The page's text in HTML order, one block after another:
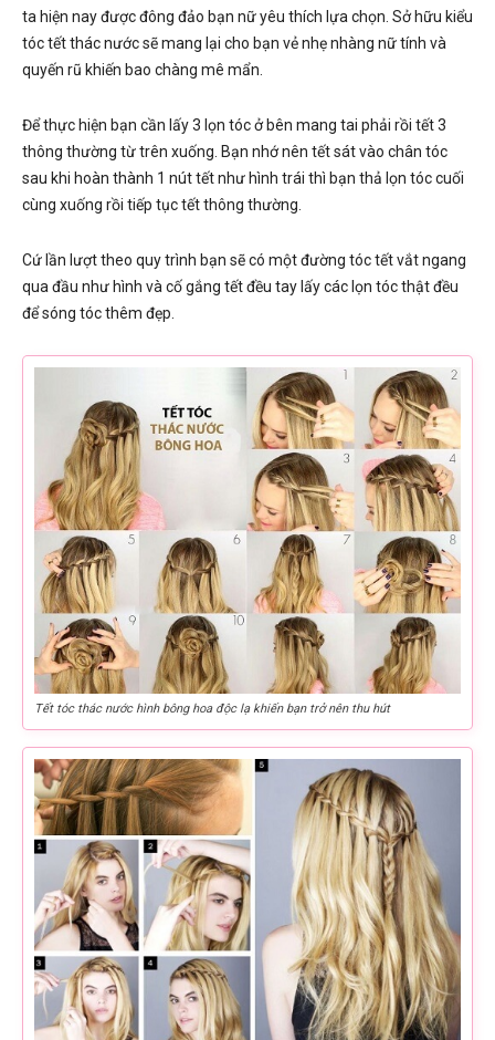
ta hiện nay được đông đảo bạn nữ yêu thích lựa chọn. Sở hữu kiểu
tóc tết thác nước sẽ mang lại cho bạn vẻ nhẹ nhàng nữ tính và
quyến rũ khiến bao chàng mê mẩn.
Để thực hiện bạn cần lấy 3 lọn tóc ở bên mang tai phải rồi tết 3
thông thường từ trên xuống. Bạn nhớ nên tết sát vào chân tóc
sau khi hoàn thành 1 nút tết như hình trái thì bạn thả lọn tóc cuối
cùng xuống rồi tiếp tục tết thông thường.
Cứ lần lượt theo quy trình bạn sẽ có một đường tóc tết vắt ngang
qua đầu như hình và cố gắng tết đều tay lấy các lọn tóc thật đều
để sóng tóc thêm đẹp.
Tết tóc thác nước hình bông hoa độc lạ khiến bạn trở nên thu hút